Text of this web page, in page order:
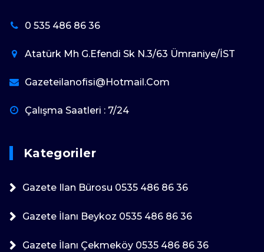
0 535 486 86 36
Atatürk Mh G.Efendi Sk N.3/63 Ümraniye/İST
Gazeteilanofisi@hotmail.com
Çalışma Saatleri : 7/24
Kategoriler
Gazete Ilan Bürosu 0535 486 86 36
Gazete İlanı Beykoz 0535 486 86 36
Gazete İlanı Çekmeköy 0535 486 86 36